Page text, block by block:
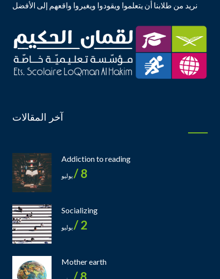
نريد من طلابنا أن يتعلموا ويقودوا ويغيروا واقعهم إلى الأفضل
آخر المقالات
Addiction to reading
8 / يوليو
Socializing
2 / يوليو
Mother earth